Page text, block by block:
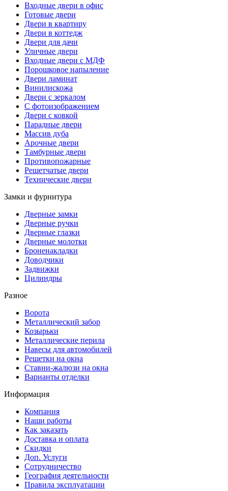
Входные двери в офис
Готовые двери
Двери в квартиру
Двери в коттедж
Двери для дачи
Уличные двери
Входные двери с МДФ
Порошковое напыление
Двери ламинат
Винилискожа
Двери с зеркалом
С фотоизображением
Двери с ковкой
Парадные двери
Массив дуба
Арочные двери
Тамбурные двери
Противопожарные
Решетчатые двери
Технические двери
Замки и фурнитура
Дверные замки
Дверные ручки
Дверные глазки
Дверные молотки
Броненакладки
Доводчики
Задвижки
Цилиндры
Разное
Ворота
Металлический забор
Козырьки
Металлические перила
Навесы для автомобилей
Решетки на окна
Ставни-жалюзи на окна
Варианты отделки
Информация
Компания
Наши работы
Как заказать
Доставка и оплата
Скидки
Доп. Услуги
Сотрудничество
География деятельности
Правила эксплуатации